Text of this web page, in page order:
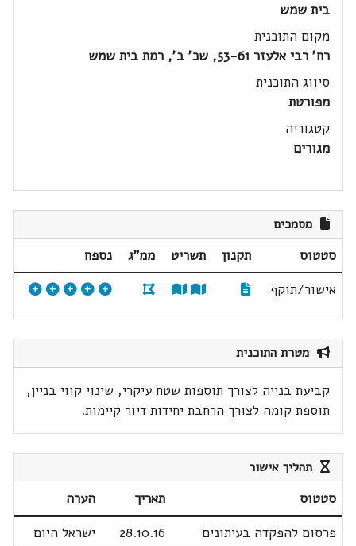
בית שמש
מקום התוכנית
רח' רבי אלעזר 53-61, שכ' ב', רמת בית שמש
סיווג התוכנית
מפורטת
קטגוריה
מגורים
מסמכים
סטטוס תקנון תשריט ממ"ג
נספח
אישור/תוקף
מטרת התוכנית
קביעת בנייה לצורך תוספות שטח עיקרי, שינוי קווי בניין,
תוספת קומה לצורך הרחבת יחידות דיור קיימות.
תהליך אישור
סטטוס תאריך
הערה
פרסום להפקדה בעיתונים
28.10.16
ישראל היום